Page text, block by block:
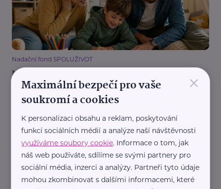
Nadační fond SPOLUŽIVOT
Někdy stačí někdo, kdo si udělá čas. Hostitelská
péče hledá nové zájemce
Děti Dospívání Komunikace
Podpora a pomoc Rodina Vztahy
×
Maximální bezpečí pro vaše
soukromí a cookies
K personalizaci obsahu a reklam, poskytování
funkcí sociálních médií a analýze naší návštěvnosti
využíváme soubory cookie. Informace o tom, jak
náš web používáte, sdílíme se svými partnery pro
sociální média, inzerci a analýzy. Partneři tyto údaje
mohou zkombinovat s dalšími informacemi, které